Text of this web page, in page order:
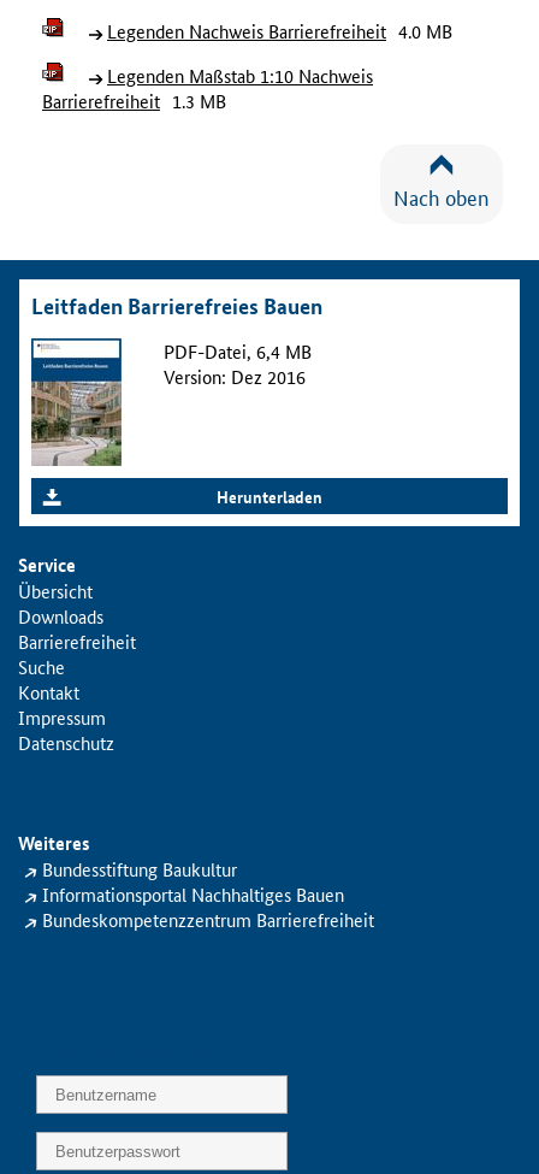
Legenden Nachweis Barrierefreiheit 4.0 MB
Legenden Maßstab 1:10 Nachweis
Barrierefreiheit 1.3 MB
Nach oben
Leitfaden Barrierefreies Bauen
PDF-Datei, 6,4 MB
Version: Dez 2016
Herunterladen
Service
Übersicht
Downloads
Barrierefreiheit
Suche
Kontakt
Impressum
Datenschutz
Weiteres
Bundesstiftung Baukultur
Informationsportal Nachhaltiges Bauen
Bundeskompetenzzentrum Barrierefreiheit